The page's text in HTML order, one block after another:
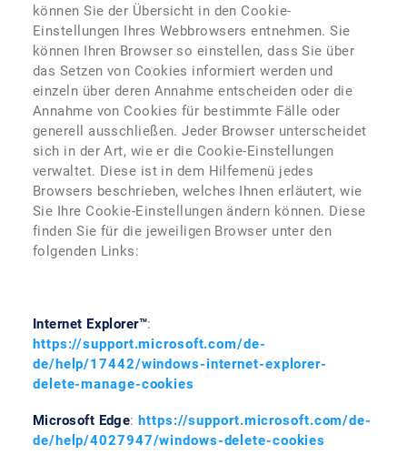
können Sie der Übersicht in den Cookie-
Einstellungen Ihres Webbrowsers entnehmen. Sie
können Ihren Browser so einstellen, dass Sie über
das Setzen von Cookies informiert werden und
einzeln über deren Annahme entscheiden oder die
Annahme von Cookies für bestimmte Fälle oder
generell ausschließen. Jeder Browser unterscheidet
sich in der Art, wie er die Cookie-Einstellungen
verwaltet. Diese ist in dem Hilfemenü jedes
Browsers beschrieben, welches Ihnen erläutert, wie
Sie Ihre Cookie-Einstellungen ändern können. Diese
finden Sie für die jeweiligen Browser unter den
folgenden Links:
Internet Explorer™:
https://support.microsoft.com/de-
de/help/17442/windows-internet-explorer-
delete-manage-cookies
Microsoft Edge:https://support.microsoft.com/de-
de/help/4027947/windows-delete-cookies